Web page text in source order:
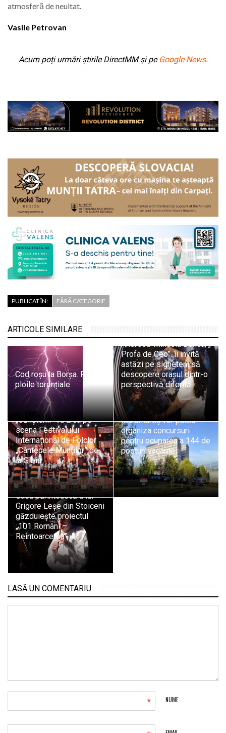
atmosferă de neuitat.
Vasile Petrovan
Acum poți urmări știrile DirectMM și pe Google News.
PUBLICAT ÎN: FĂRĂ CATEGORIE
ARTICOLE SIMILARE
Cod roșu la Borșa. Revin
ploile torențiale
Andreea-Mihaela Dunca, „
Profa de Geo”, îi invită
astăzi pe sigheteni să
descopere orașul dintr-o
perspectivă diferită
Ansamblul Folcloric
„Săliștenii” va urca pe
scena Festivalului
Internațional de Folclor
„Cântecele Munților” de
la Sibiu
Șapte spitale din
Maramureș vor putea
organiza concursuri
pentru ocuparea a 144 de
posturi vacante
Casa părintească a lui
Grigore Leșe din Stoiceni
găzduiește proiectul
„101 Români –
Reîntoarcerea”
LASĂ UN COMENTARIU
NUME
*